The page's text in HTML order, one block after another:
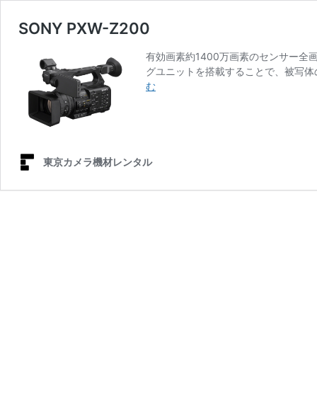
SONY PXW-Z200
有効画素約1400万画素のセンサー全
グユニットを搭載することで、被写
むSONY
東京カメラ機材レンタル